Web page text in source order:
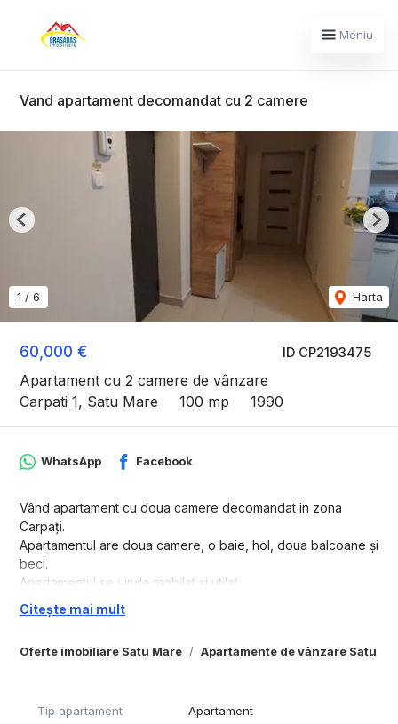
Meniu
Vand apartament decomandat cu 2 camere
ID CP2193475
60,000 €
Apartament cu 2 camere de vânzare
Carpati 1, Satu Mare
100 mp 1990
1 / 6 Harta
Previous
Oferte imobiliare Satu Mare Apartamente de vânzare Satu
WhatsApp Facebook
Vând apartament cu doua camere decomandat in zona
Carpați.
Apartamentul are doua camere, o baie, hol, doua balcoane și
beci.
Apartamentul se vinde mobilat și utilat.
Citește mai mult
Tip apartament Apartament